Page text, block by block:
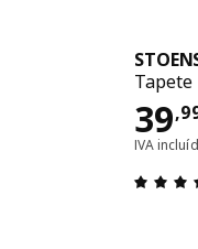
39,
IVA